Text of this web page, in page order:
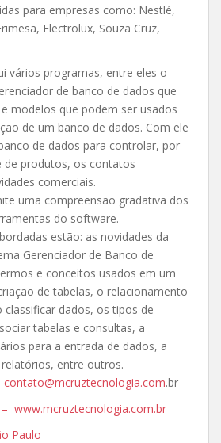
para empresas como: Nestlé,
Electrolux, Souza Cruz,
vários programas, entre eles o
de banco de dados que
modelos que podem ser usados
de um banco de dados. Com ele
de dados para controlar, por
de produtos, os contatos
comerciais.
uma compreensão gradativa dos
do software.
estão: as novidades da
Gerenciador de Banco de
e conceitos usados em um
de tabelas, o relacionamento
dados, os tipos de
tabelas e consultas, a
para a entrada de dados, a
entre outros.
.br
www.mcruztecnologia.com.br
Paulo